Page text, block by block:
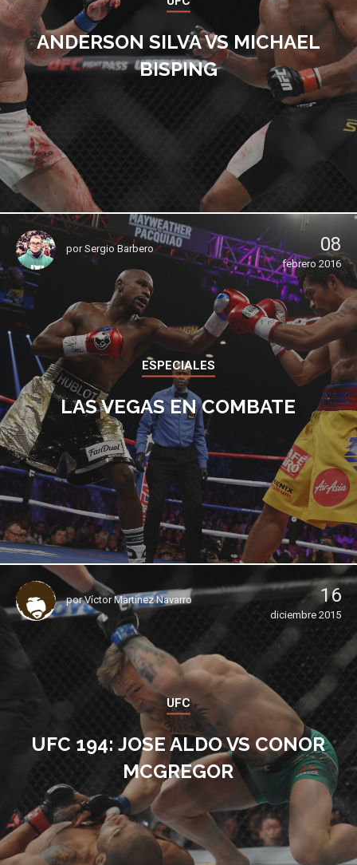
ANDERSON SILVA VS MICHAEL
BISPING
porSergio Barbero 08
febrero 2016
ESPECIALES
LAS VEGAS EN COMBATE
porVíctor Martínez Navarro 16
diciembre 2015
UFC
UFC 194: JOSE ALDO VS CONOR
MCGREGOR